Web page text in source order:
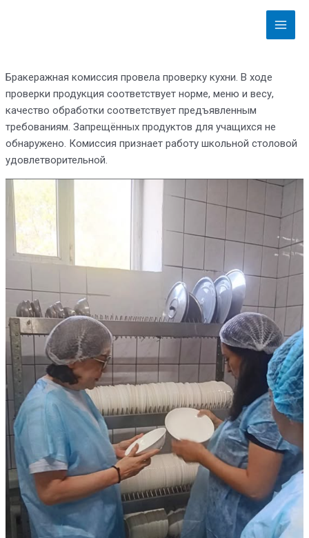
Main
Menu
Бракеражная комиссия провела проверку кухни. В ходе
проверки продукция соответствует норме, меню и весу,
качество обработки соответствует предъявленным
требованиям. Запрещённых продуктов для учащихся не
обнаружено. Комиссия признает работу школьной столовой
удовлетворительной.